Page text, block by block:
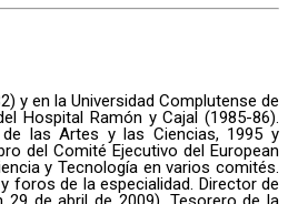
y en la Universidad Complutense de
Hospital Ramón y Cajal (1985-86).
de las Artes y las Ciencias, 1995 y
del Comité Ejecutivo del European
y Tecnología en varios comités.
foros de la especialidad. Director de